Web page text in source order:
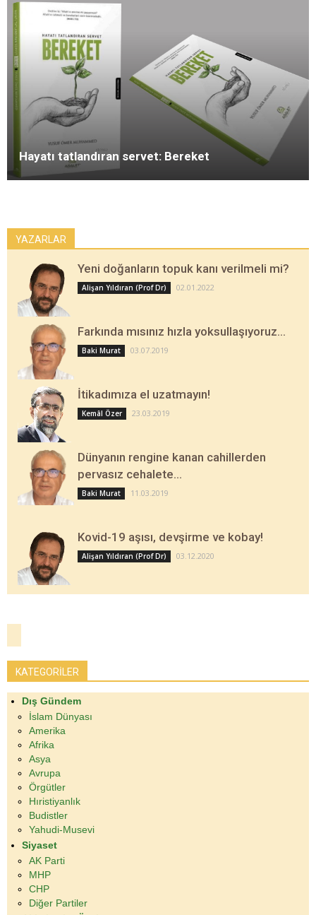
Hayatı tatlandıran servet: Bereket
YAZARLAR
Yeni doğanların topuk kanı verilmeli mi?
Alişan Yıldıran (Prof Dr) 02.01.2022
Farkında mısınız hızla yoksullaşıyoruz…
Baki Murat 03.07.2019
İtikadımıza el uzatmayın!
Kemâl Özer 23.03.2019
Dünyanın rengine kanan cahillerden
pervasız cehalete…
Baki Murat 11.03.2019
Kovid-19 aşısı, devşirme ve kobay!
Alişan Yıldıran (Prof Dr) 03.12.2020
KATEGORİLER
Dış Gündem
İslam Dünyası
Amerika
Afrika
Asya
Avrupa
Örgütler
Hıristiyanlık
Budistler
Yahudi-Musevi
Siyaset
AK Parti
MHP
CHP
Diğer Partiler